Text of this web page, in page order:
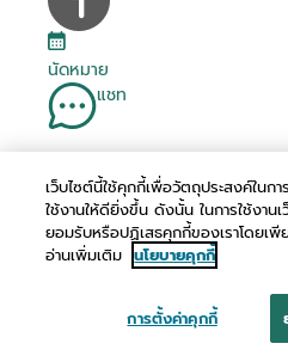
นัดหมาย
แชท
โทร
เว็บไซต์นี้ใช้คุกกี้เพื่อวัตถุประสงค์ใน
ใช้งานให้ดียิ่งขึ้น ดังนั้น ในการใช้งาน
ยอมรับหรือปฏิเสธคุกกี้ของเราโดยเ
อ่านเพิ่มเติม นโยบายคุกกี้
การตั้งค่าคุกกี้